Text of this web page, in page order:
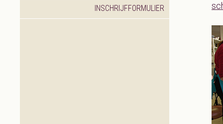
INSCHRIJFFORMULIER